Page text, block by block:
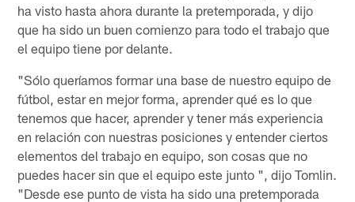
ha visto hasta ahora durante la pretemporada, y dijo
que ha sido un buen comienzo para todo el trabajo que
el equipo tiene por delante.
"Sólo queríamos formar una base de nuestro equipo de
fútbol, ​​estar en mejor forma, aprender qué es lo que
tenemos que hacer, aprender y tener más experiencia
en relación con nuestras posiciones y entender ciertos
elementos del trabajo en equipo, son cosas que no
puedes hacer sin que el equipo este junto ", dijo Tomlin.
"Desde ese punto de vista ha sido una pretemporada